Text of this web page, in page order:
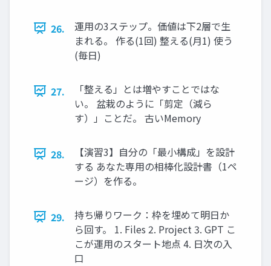
26.
運用の3ステップ。価値は下2層で生
まれる。 作る(1回) 整える(月1) 使う
(毎日)
27.
「整える」とは増やすことではな
い。 盆栽のように「剪定（減ら
す）」ことだ。 古いMemory
28.
【演習3】自分の「最小構成」を設計
する あなた専用の相棒化設計書（1ペ
ージ）を作る。
29.
持ち帰りワーク：枠を埋めて明日か
ら回す。 1. Files 2. Project 3. GPT こ
こが運用のスタート地点 4. 日次の入
口